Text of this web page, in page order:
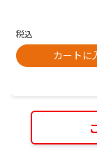
税込
カートに